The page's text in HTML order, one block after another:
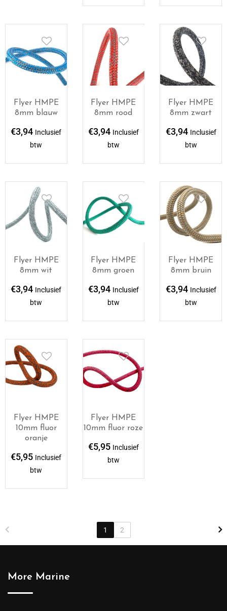
Flyer HMPE
8mm blauw
€3,94 Inclusief
btw
Flyer HMPE
8mm rood
€3,94 Inclusief
btw
Flyer HMPE
8mm zwart
€3,94 Inclusief
btw
Flyer HMPE
8mm wit
€3,94 Inclusief
btw
Flyer HMPE
8mm groen
€3,94 Inclusief
btw
Flyer HMPE
8mm bruin
€3,94 Inclusief
btw
Flyer HMPE
10mm fluor
oranje
€5,95 Inclusief
btw
Flyer HMPE
10mm fluor roze
€5,95 Inclusief
btw
1 2
More Marine